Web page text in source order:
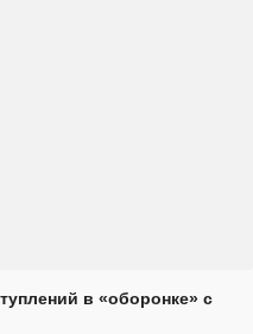
в «оборонке» с